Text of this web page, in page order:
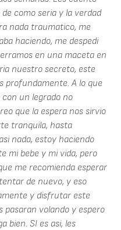
como seria y la verdad
nada traumatico, me
haciendo, me despedi
en una maceta en
nuestro secreto, este
profundamente. A lo que
con un legrado no
que la espera nos sirvio
tranquila, hasta
nada, estoy haciendo
mi bebe y mi vida, pero
me recomienda esperar
de nuevo, y eso
y disfrutar este
pasaran volando y espero
bien. SI es asi, les